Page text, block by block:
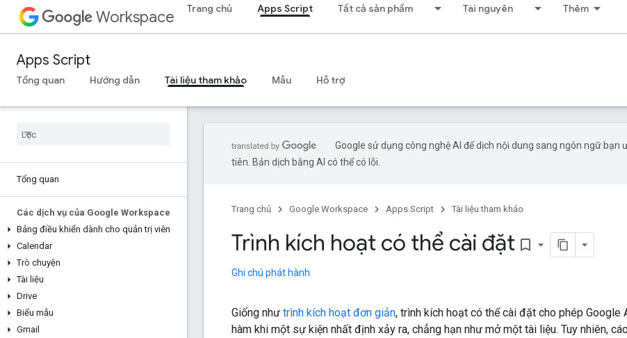
Workspace Trang chủ Apps Script Tất cả sản phẩm Tài nguyên Thêm
Apps Script
Tổng quan Hướng dẫn Tài liệu tham khảo Mẫu Hỗ trợ
Tổng quan
Các dịch vụ của Google Workspace
Bảng điều khiển dành cho quản trị viên
Calendar
Trò chuyện
Tài liệu
Drive
Biểu mẫu
Gmail
Google sử dụng công nghệ AI để dịch nội dung sang ngôn ngữ bạn
tiên. Bản dịch bằng AI có thể có lỗi.
Trang chủ Google Workspace Apps Script Tài liệu tham khảo
Trình kích hoạt có thể cài đặt bookmark_border
Ghi chú phát hành
Giống như trình kích hoạt đơn giản, trình kích hoạt có thể cài đặt cho phép
hàm khi một sự kiện nhất định xảy ra, chẳng hạn như mở một tài liệu. Tuy nhiên,